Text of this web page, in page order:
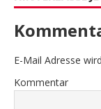
E-Mail Adresse
Kommentar